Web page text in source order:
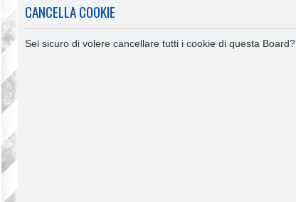
CANCELLA COOKIE
Sei sicuro di volere cancellare tutti i cookie di questa Board?